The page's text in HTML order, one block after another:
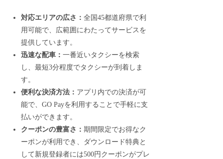
対応エリアの広さ：全国45都道府県で利
用可能で、広範囲にわたってサービスを
提供しています。
迅速な配車：一番近いタクシーを検索
し、最短3分程度でタクシーが到着しま
す。
便利な決済方法： アプリ内での決済が可
能で、GO Payを利用することで手軽に支
払いができます。
クーポンの豊富さ：期間限定でお得なク
ーポンが利用でき、ダウンロード特典と
して新規登録者には500円クーポンがプレ